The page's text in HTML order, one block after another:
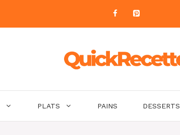
PLATS PAINS DESSERTS